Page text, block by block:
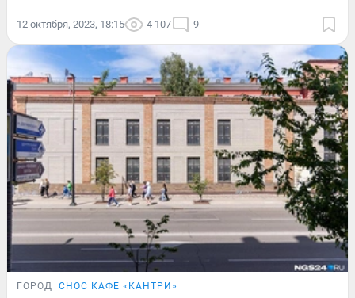
12 октября, 2023, 18:15 4 107 9
ГОРОД СНОС КАФЕ «КАНТРИ»